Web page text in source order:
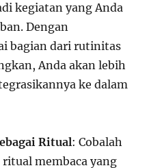
kegiatan yang Anda
Dengan
bagian dari rutinitas
Anda akan lebih
ke dalam
Ritual: Cobalah
membaca yang